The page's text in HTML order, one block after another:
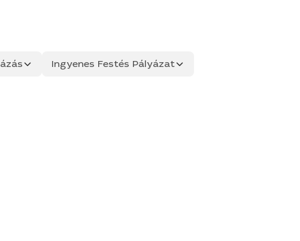
Ingyenes Festés Pályázat